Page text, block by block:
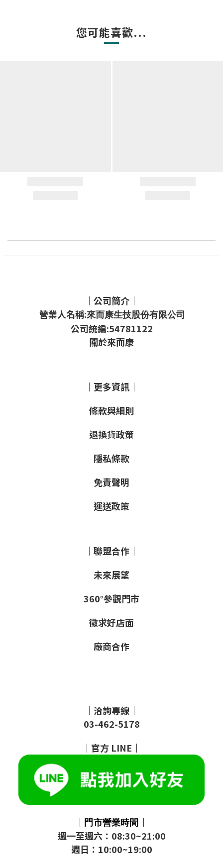
您可能喜歡...
｜公司簡介｜
營業人名稱:來而康生技股份有限公司
公司統編:54781122
關於來而康
｜更多資訊｜
條款與細則
退換貨政策
隱私條款
免責聲明
運送政策
｜聯盟合作｜
未來展望
360°參觀門市
徵求好店面
廠商合作
｜洽詢專線｜
03-462-5178
｜ 官方 LINE ｜
｜ 門市營業時間 ｜
週一至週六：08:30~21:00
週日：10:00~19:00